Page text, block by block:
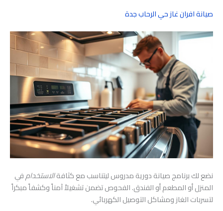
صيانة افران غاز حي الرحاب جدة
نضع لك برنامج صيانة دورية مدروس ليتناسب مع كثافةالاستخدامفي
المنزل أو المطعم أو الفندق. الفحوص تضمن تشغيلاً آمناً وكشفاً مبكراً
لتسربات الغاز ومشاكل التوصيل الكهربائي.